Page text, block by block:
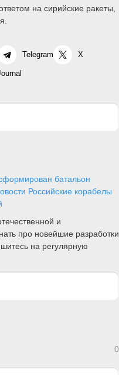
на сирийские ракеты,
Telegram X
батальон
Российские корабелы
и
про новейшие разработки
на регулярную
0